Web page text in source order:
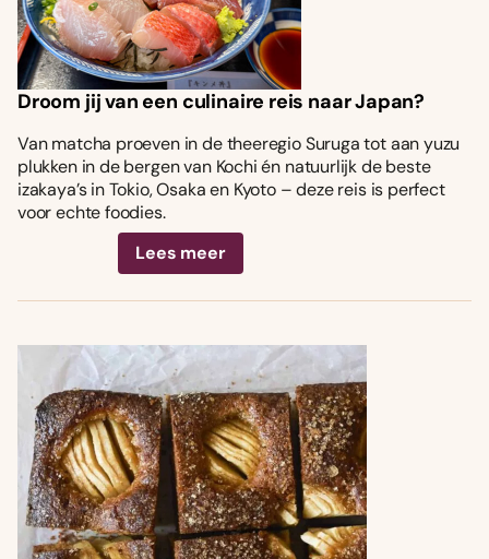
Droom jij van een culinaire reis naar Japan?
Van matcha proeven in de theeregio Suruga tot aan yuzu
plukken in de bergen van Kochi én natuurlijk de beste
izakaya’s in Tokio, Osaka en Kyoto – deze reis is perfect
voor echte foodies.
Lees meer